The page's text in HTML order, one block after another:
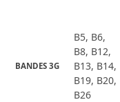
BANDES 3G
B5, B6,
B8, B12,
B13, B14,
B19, B20,
B26